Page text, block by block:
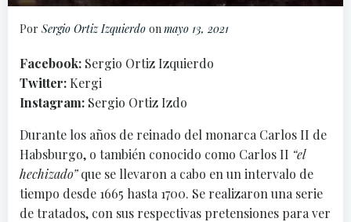
Por Sergio Ortiz Izquierdo onmayo 13, 2021
Facebook: Sergio Ortiz Izquierdo
Twitter: Kergi
Instagram: Sergio Ortiz Izdo
Durante los años de reinado del monarca Carlos II de
Habsburgo, o también conocido como Carlos II “el
hechizado”que se llevaron a cabo en un intervalo de
tiempo desde 1665 hasta 1700. Se realizaron una serie
de tratados, con sus respectivas pretensiones para ver